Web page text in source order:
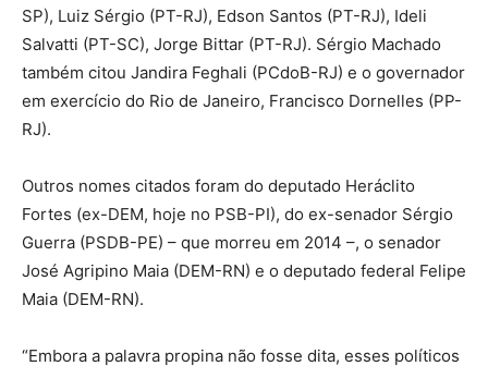
SP), Luiz Sérgio (PT-RJ), Edson Santos (PT-RJ), Ideli
Salvatti (PT-SC), Jorge Bittar (PT-RJ). Sérgio Machado
também citou Jandira Feghali (PCdoB-RJ) e o governador
em exercício do Rio de Janeiro, Francisco Dornelles (PP-
RJ).
Outros nomes citados foram do deputado Heráclito
Fortes (ex-DEM, hoje no PSB-PI), do ex-senador Sérgio
Guerra (PSDB-PE) – que morreu em 2014 –, o senador
José Agripino Maia (DEM-RN) e o deputado federal Felipe
Maia (DEM-RN).
“Embora a palavra propina não fosse dita, esses políticos